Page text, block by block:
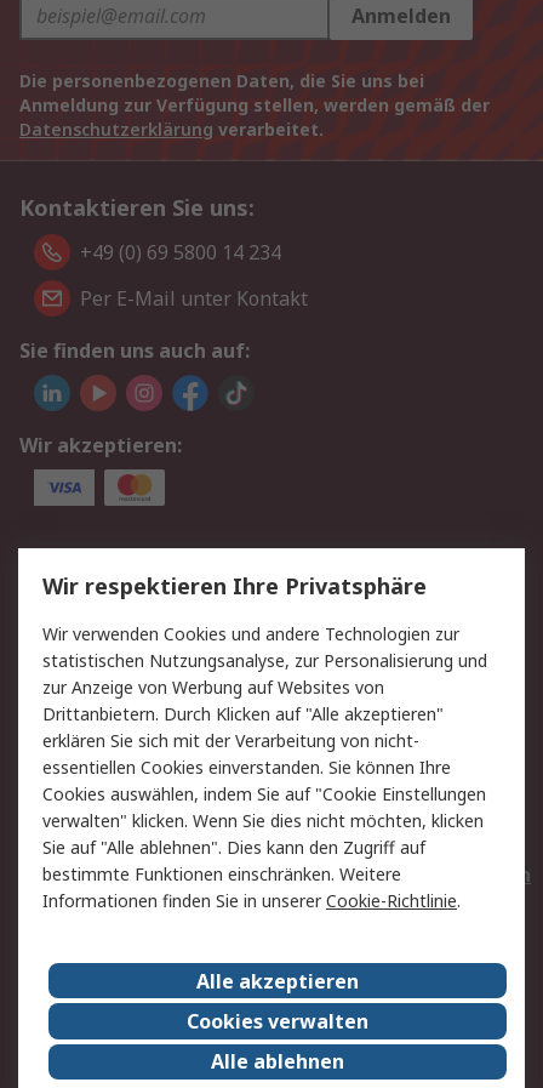
Anmelden
Die personenbezogenen Daten, die Sie uns bei
Anmeldung zur Verfügung stellen, werden gemäß der
Datenschutzerklärung verarbeitet.
Kontaktieren Sie uns:
+49 (0) 69 5800 14 234
Per E-Mail unter Kontakt
Sie finden uns auch auf:
Wir akzeptieren:
Service
Value Added Services
Lieferlösungen
Rücksendungen
Kontakt
Hilfe
Privatkunden
Rechtliches
AGB
Datenschutz
Cookie-Richtlinie
Zahlungsbedingungen
Copyright/Impressum
Entsorgung
Elektrogeräte/Batterien
RS weltweit
Karriere bei RS
Nachhaltigkeit
Qualität/Umwelt/ZertifikatePresse-Center
Wir respektieren Ihre Privatsphäre
Wir verwenden Cookies und andere Technologien zur
statistischen Nutzungsanalyse, zur Personalisierung und
zur Anzeige von Werbung auf Websites von
Drittanbietern. Durch Klicken auf "Alle akzeptieren"
erklären Sie sich mit der Verarbeitung von nicht-
essentiellen Cookies einverstanden. Sie können Ihre
Cookies auswählen, indem Sie auf "Cookie Einstellungen
verwalten" klicken. Wenn Sie dies nicht möchten, klicken
Sie auf "Alle ablehnen". Dies kann den Zugriff auf
bestimmte Funktionen einschränken. Weitere
Informationen finden Sie in unsererCookie-Richtlinie.
Alle akzeptieren
Cookies verwalten
Alle ablehnen